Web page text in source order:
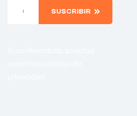
SUSCRIBIR